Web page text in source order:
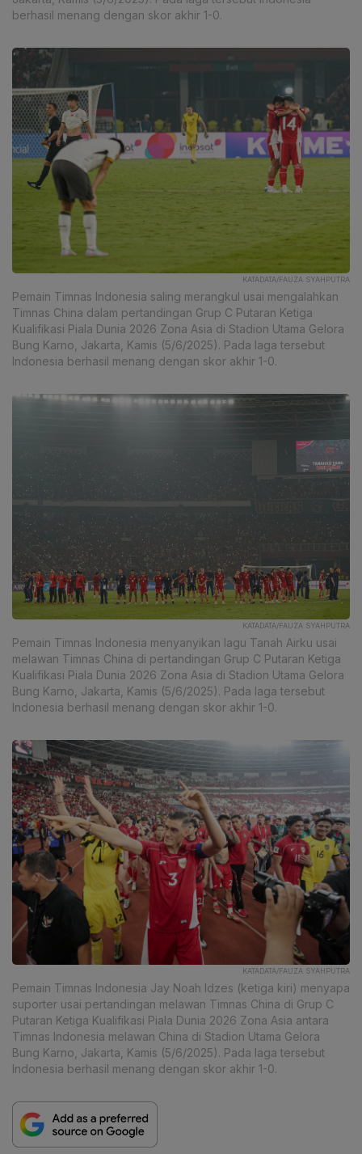
berhasil menang dengan skor akhir 1-0.
KATADATA/FAUZA SYAHPUTRA
Pemain Timnas Indonesia saling merangkul usai mengalahkan
Timnas China dalam pertandingan Grup C Putaran Ketiga
Kualifikasi Piala Dunia 2026 Zona Asia di Stadion Utama Gelora
Bung Karno, Jakarta, Kamis (5/6/2025). Pada laga tersebut
Indonesia berhasil menang dengan skor akhir 1-0.
KATADATA/FAUZA SYAHPUTRA
Pemain Timnas Indonesia menyanyikan lagu Tanah Airku usai
melawan Timnas China di pertandingan Grup C Putaran Ketiga
Kualifikasi Piala Dunia 2026 Zona Asia di Stadion Utama Gelora
Bung Karno, Jakarta, Kamis (5/6/2025). Pada laga tersebut
Indonesia berhasil menang dengan skor akhir 1-0.
KATADATA/FAUZA SYAHPUTRA
Pemain Timnas Indonesia Jay Noah Idzes (ketiga kiri) menyapa
suporter usai pertandingan melawan Timnas China di Grup C
Putaran Ketiga Kualifikasi Piala Dunia 2026 Zona Asia antara
Timnas Indonesia melawan China di Stadion Utama Gelora
Bung Karno, Jakarta, Kamis (5/6/2025). Pada laga tersebut
Indonesia berhasil menang dengan skor akhir 1-0.